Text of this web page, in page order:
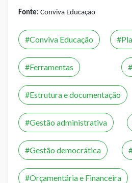
Fonte: Conviva Educação
Conviva Educação
Ferramentas
Estrutura e documentação
Gestão administrativa
Gestão democrática
Orçamentária e Financeira